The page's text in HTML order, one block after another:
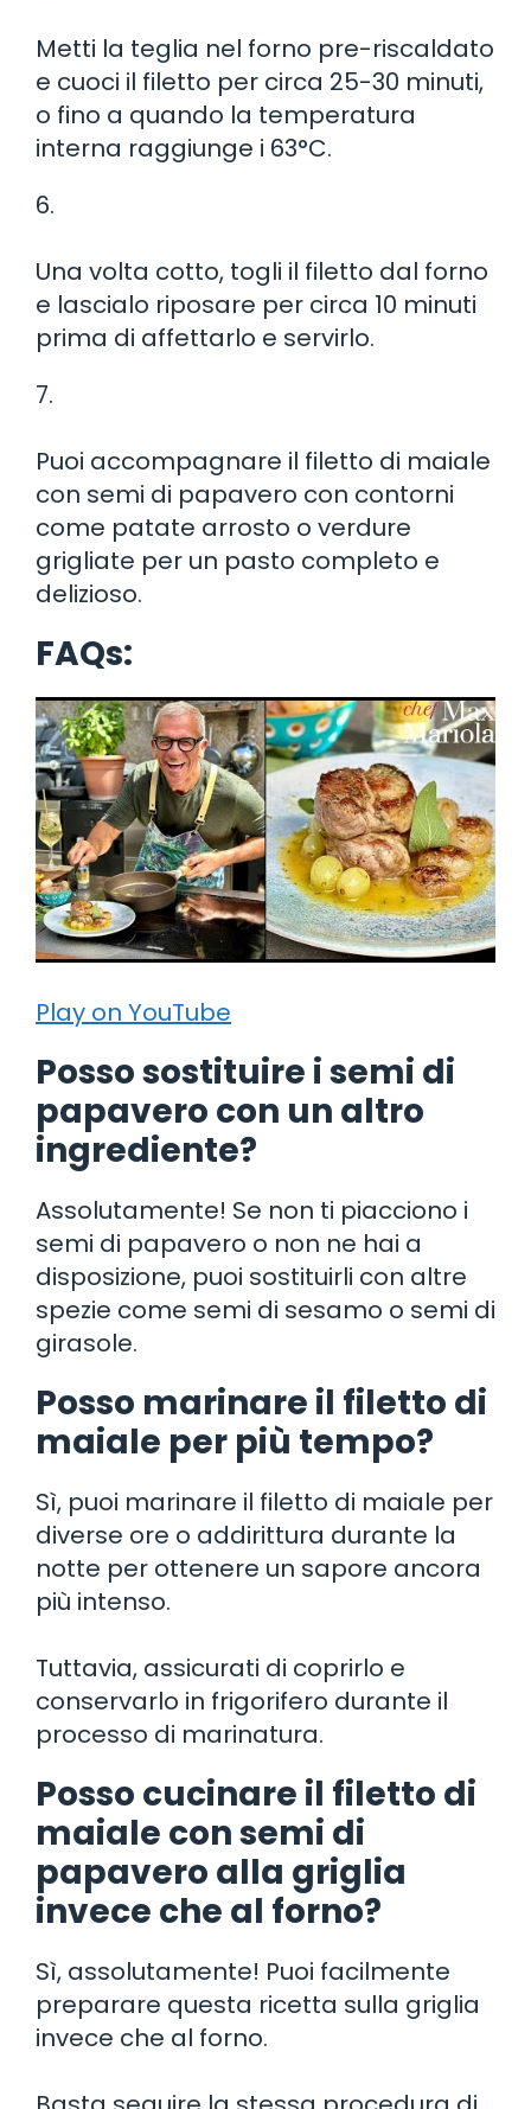
Metti la teglia nel forno pre-riscaldato
e cuoci il filetto per circa 25-30 minuti,
o fino a quando la temperatura
interna raggiunge i 63°C.
6.
Una volta cotto, togli il filetto dal forno
e lascialo riposare per circa 10 minuti
prima di affettarlo e servirlo.
7.
Puoi accompagnare il filetto di maiale
con semi di papavero con contorni
come patate arrosto o verdure
grigliate per un pasto completo e
delizioso.
FAQs:
Play on YouTube
Posso sostituire i semi di
papavero con un altro
ingrediente?
Assolutamente! Se non ti piacciono i
semi di papavero o non ne hai a
disposizione, puoi sostituirli con altre
spezie come semi di sesamo o semi di
girasole.
Posso marinare il filetto di
maiale per più tempo?
Sì, puoi marinare il filetto di maiale per
diverse ore o addirittura durante la
notte per ottenere un sapore ancora
più intenso.
Tuttavia, assicurati di coprirlo e
conservarlo in frigorifero durante il
processo di marinatura.
Posso cucinare il filetto di
maiale con semi di
papavero alla griglia
invece che al forno?
Sì, assolutamente! Puoi facilmente
preparare questa ricetta sulla griglia
invece che al forno.